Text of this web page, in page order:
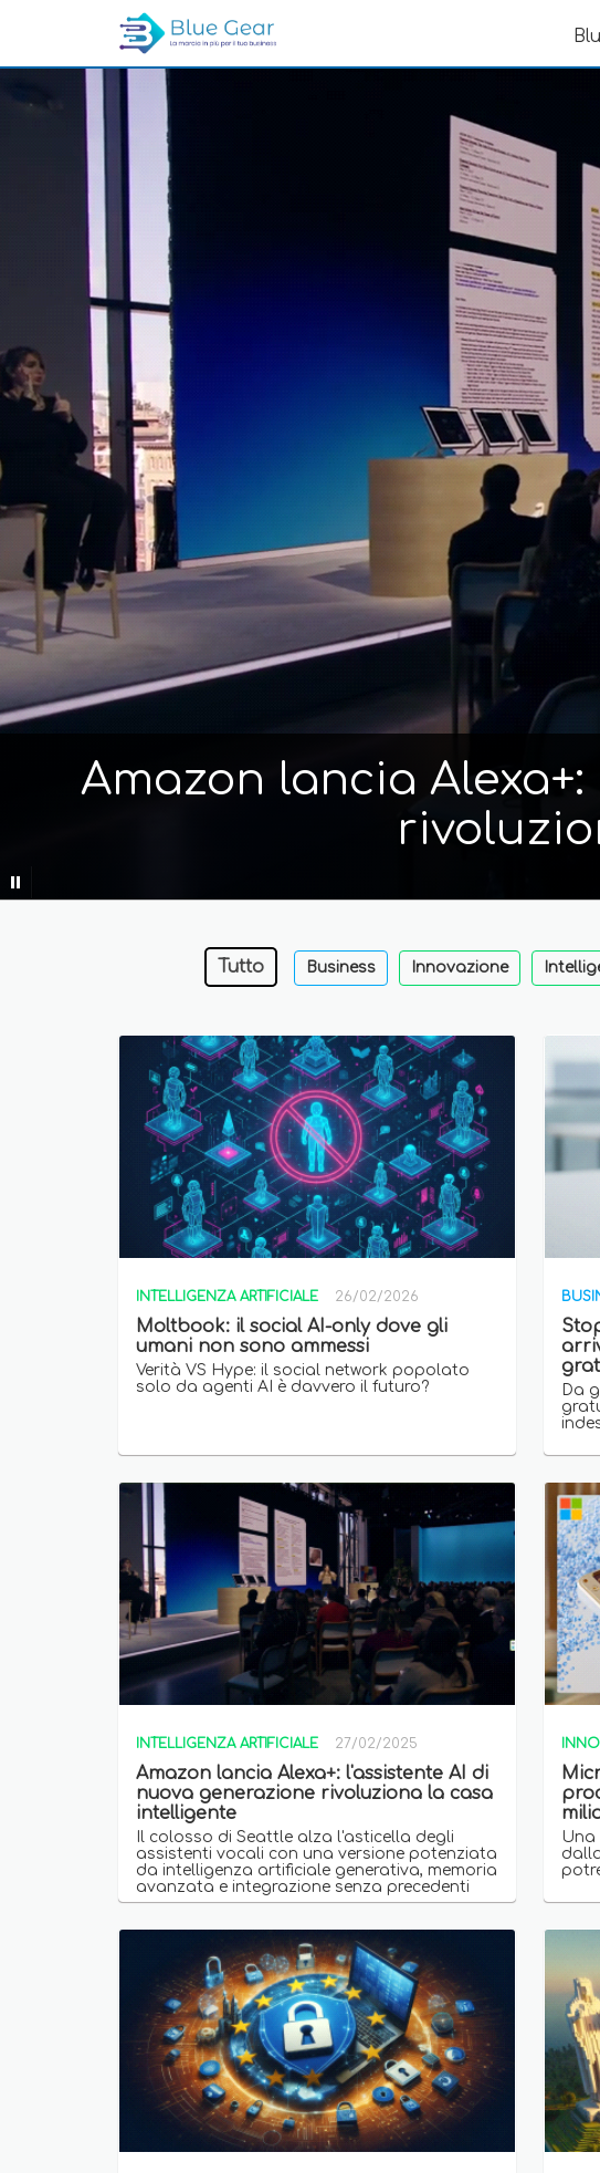
Amazon lancia
Tutto Business Innovazione
INTELLIGENZA ARTIFICIALE 26/02/2026
Moltbook: il social AI-only dove gli
umani non sono ammessi
Verità VS Hype: il social network popolato
solo da agenti AI è davvero il futuro?
Da
INTELLIGENZA ARTIFICIALE 27/02/2025
Amazon lancia Alexa+: l'assistente AI di
nuova generazione rivoluziona la casa
intelligente
Il colosso di Seattle alza l'asticella degli
assistenti vocali con una versione potenziata
da intelligenza artificiale generativa, memoria
avanzata e integrazione senza precedenti
Una